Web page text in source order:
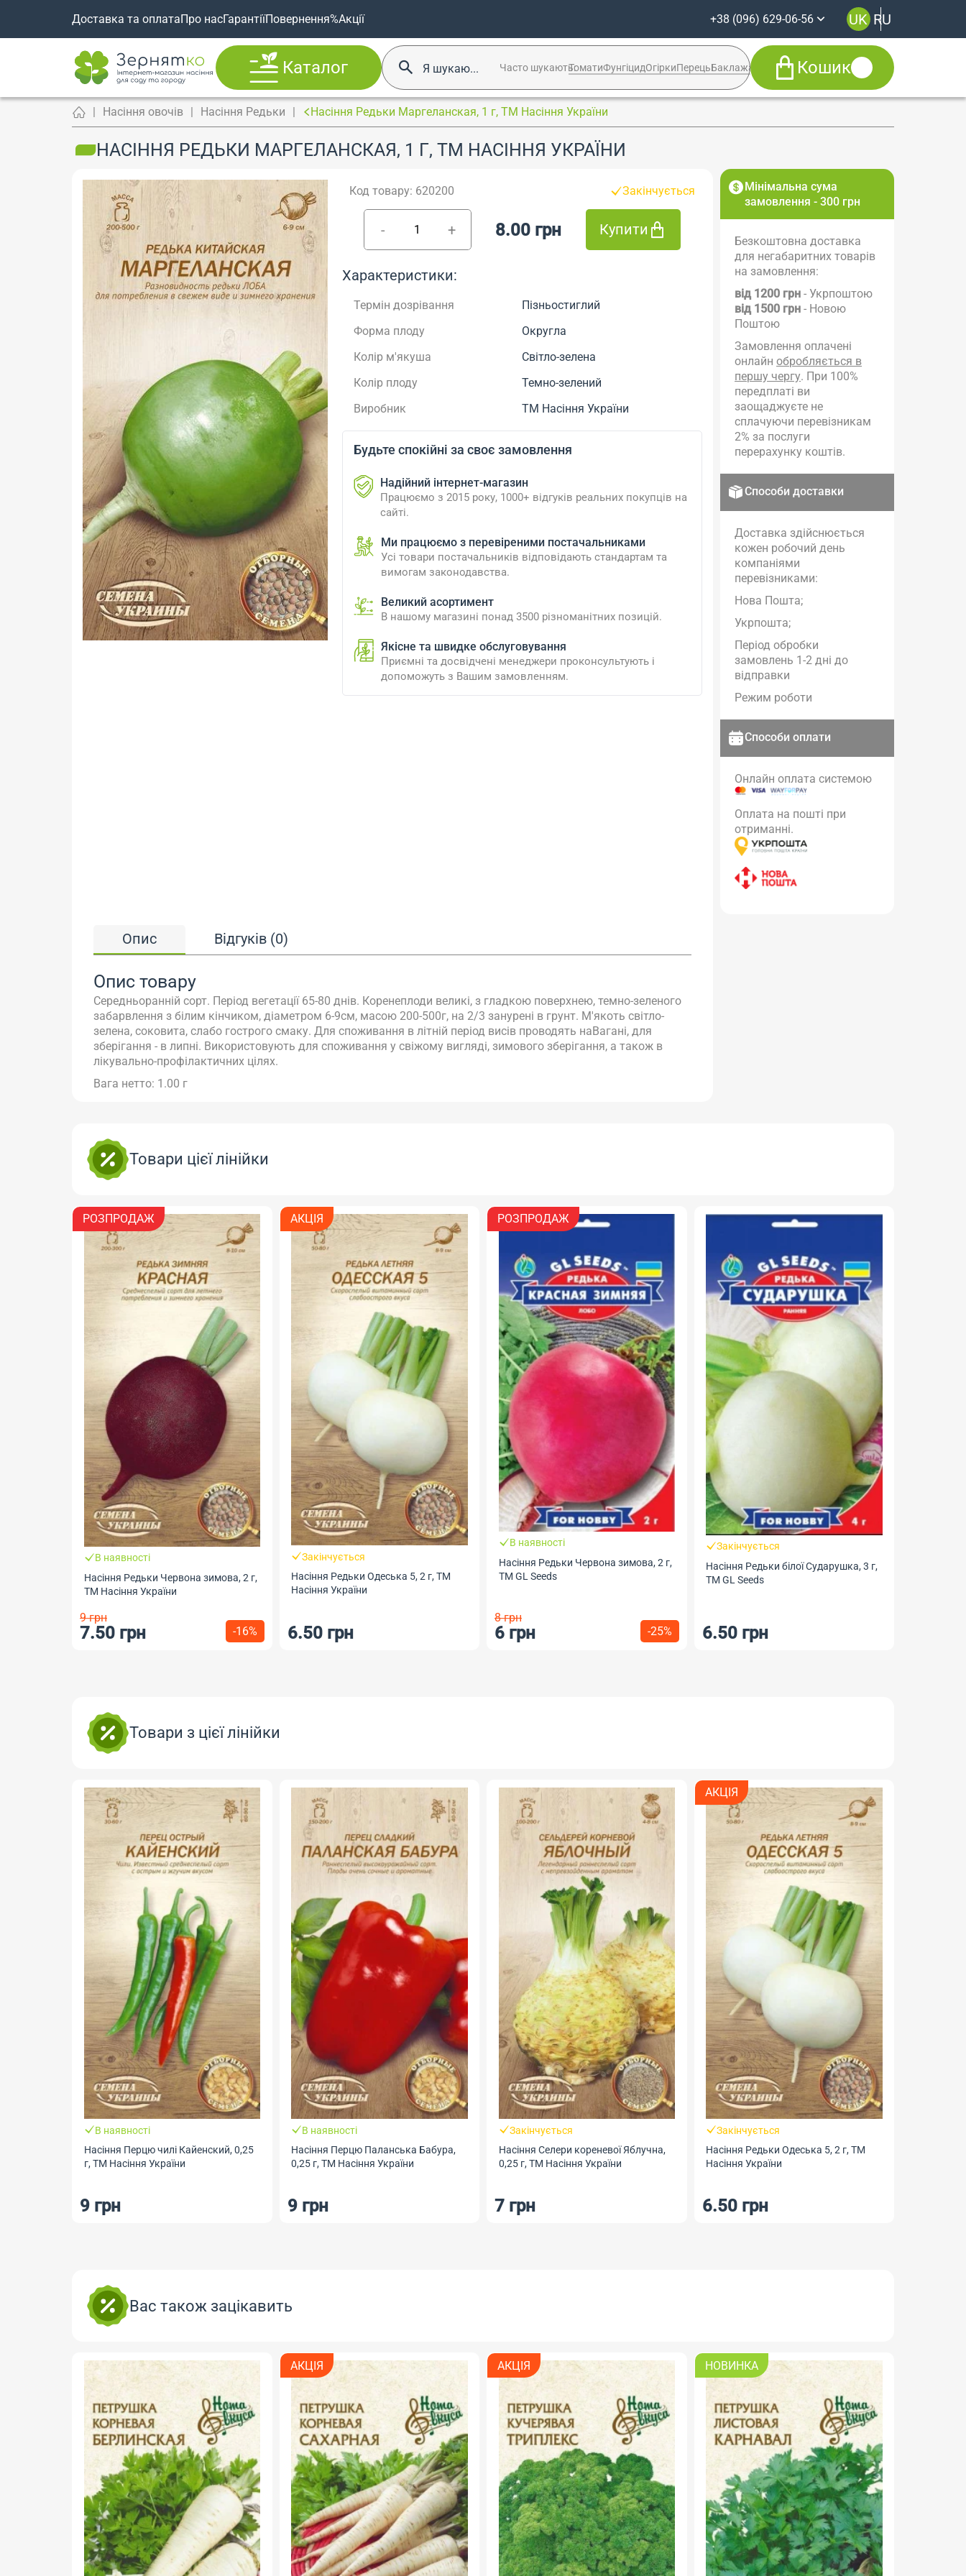
Доставка та оплатаПро насГарантіїПовернення%Акції +38 (096) 629-06-56
Instagram
UK RU
Каталог Часто шукають:ТоматиФунгіцидОгіркиПерецьБаклажан КабачокSyngenta
Кошик
Насіння овочів Насіння Редьки Насіння Редьки Маргеланская, 1 г, ТМ Насіння України
НАСІННЯ РЕДЬКИ МАРГЕЛАНСКАЯ, 1 Г, ТМ НАСІННЯ УКРАЇНИ
Код товару: 620200 Закінчується
- + 8.00 грн Купити
Характеристики:
Термін дозрівання
Пізньостиглий
Форма плоду
Округла
Колір м'якуша
Світло-зелена
Колір плоду
Темно-зелений
Виробник
ТМ Насіння України
Будьте спокійні за своє замовлення
Надійний інтернет-магазин
Працюємо з 2015 року, 1000+ відгуків реальних покупців на
сайті.
Ми працюємо з перевіреними постачальниками
Усі товари постачальників відповідають стандартам та
вимогам законодавства.
Великий асортимент
В нашому магазині понад 3500 різноманітних позицій.
Якісне та швидке обслуговування
Приємні та досвідчені менеджери проконсультують і
допоможуть з Вашим замовленням.
Мінімальна сума
замовлення - 300 грн
Безкоштовна доставка
для негабаритних товарів
на замовлення:
від 1200 грн - Укрпоштою
від 1500 грн - Новою
Поштою
Замовлення оплачені
онлайнобробляється в
першу чергу. При 100%
передплаті ви
заощаджуєте не
сплачуючи перевізникам
2% за послуги
перерахунку коштів.
Способи доставки
Доставка здійснюється
кожен робочий день
компаніями
перевізниками:
Нова Пошта;
Укрпошта;
Період обробки
замовлень 1-2 дні до
відправки
Режим роботи
Способи оплати
Онлайн оплата системою
Оплата на пошті при
отриманні.
Опис Відгуків (0)
Опис товару
Середньоранній сорт. Період вегетації 65-80 днів. Коренеплоди великі, з гладкою поверхнею, темно-зеленого
забарвлення з білим кінчиком, діаметром 6-9см, масою 200-500г, на 2/3 занурені в грунт. М'якоть світло-
зелена, соковита, слабо гострого смаку. Для споживання в літній період висів проводять наВагані, для
зберігання - в липні. Використовують для споживання у свіжому вигляді, зимового зберігання, а також в
лікувально-профілактичних цілях.
Вага нетто: 1.00 г
Товари цієї лінійки
Червона зимова, 2 г,
-16%
АКЦІЯ
Насіння Редьки Одеська 5, 2 г, ТМ
Насіння України
РОЗПРОДАЖ
В наявності
Насіння Редьки Червона зимова, 2 г,
ТМ GL Seeds
-25%
Насіння Редьки білої Сударушка, 3 г,
НОВИНКА
Закінчується
Товари з цієї лінійки
В наявності
Насіння Перцю чилі Кайенский, 0,25
г, ТМ Насіння України
9 грн
В наявності
Насіння Перцю Паланська Бабура,
0,25 г, ТМ Насіння України
9 грн
Закінчується
Насіння Селери кореневої Яблучна,
0,25 г, ТМ Насіння України
7 грн
АКЦІЯ
Закінчується
Насіння Редьки Одеська 5, 2 г, ТМ
Насіння України
6.50 грн
Вас також зацікавить
АКЦІЯ АКЦІЯ НОВИНКА